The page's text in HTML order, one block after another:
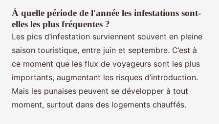
À quelle période de l'année les infestations sont-
elles les plus fréquentes ?
Les pics d’infestation surviennent souvent en pleine
saison touristique, entre juin et septembre. C’est à
ce moment que les flux de voyageurs sont les plus
importants, augmentant les risques d’introduction.
Mais les punaises peuvent se développer à tout
moment, surtout dans des logements chauffés.